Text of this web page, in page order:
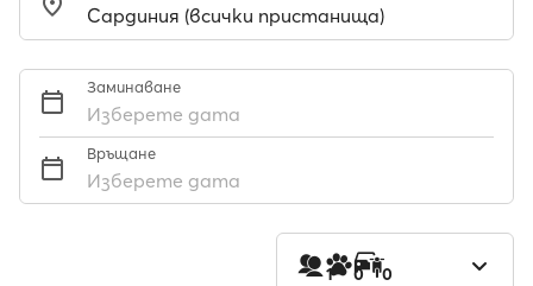
Заминаване
Изберете дата
Връщане
Изберете дата
1 0 0